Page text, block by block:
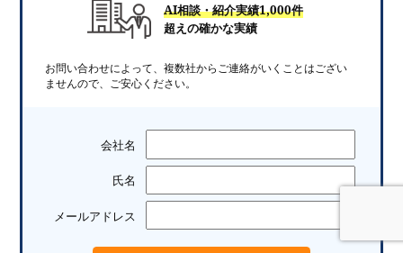
AI相談・紹介実績1,000件
超えの確かな実績
お問い合わせによって、複数社からご連絡がいくことはござい
ませんので、ご安心ください。
会社名
氏名
メールアドレス